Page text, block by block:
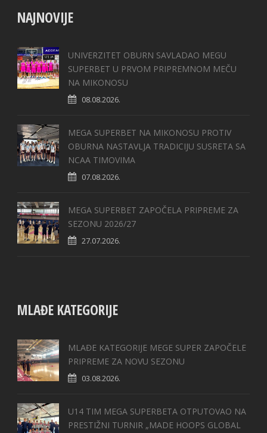
NAJNOVIJE
UNIVERZITET OBURN SAVLADAO MEGU
SUPERBET U PRVOM PRIPREMNOM MEČU
NA MIKONOSU
08.08.2026.
MEGA SUPERBET NA MIKONOSU PROTIV
OBURNA NASTAVLJA TRADICIJU SUSRETA SA
NCAA TIMOVIMA
07.08.2026.
MEGA SUPERBET ZAPOČELA PRIPREME ZA
SEZONU 2026/27
27.07.2026.
MLAĐE KATEGORIJE
MLAĐE KATEGORIJE MEGE SUPER ZAPOČELE
PRIPREME ZA NOVU SEZONU
03.08.2026.
U14 TIM MEGA SUPERBETA OTPUTOVAO NA
PRESTIŽNI TURNIR „MADE HOOPS GLOBAL